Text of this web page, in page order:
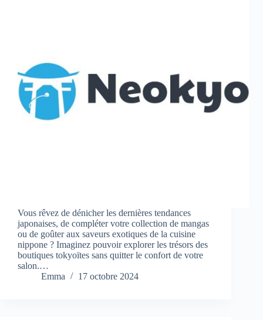
Vous rêvez de dénicher les dernières tendances
japonaises, de compléter votre collection de mangas
ou de goûter aux saveurs exotiques de la cuisine
nippone ? Imaginez pouvoir explorer les trésors des
boutiques tokyoïtes sans quitter le confort de votre
salon.…
Emma
17 octobre 2024